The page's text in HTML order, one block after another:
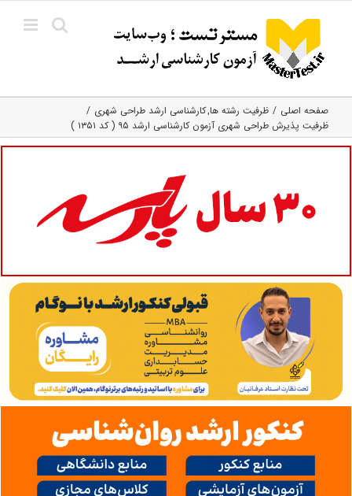
content
صفحه اصلی ظرفیت رشته ها کارشناسی ارشد طراحی شهری
ظرفیت پذیرش طراحی شهری آزمون کارشناسی ارشد ۹۵ ( کد ۱۳۵۱ )